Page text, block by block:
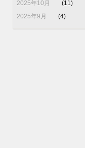
2025年10月
(11)
2025年9月
(4)